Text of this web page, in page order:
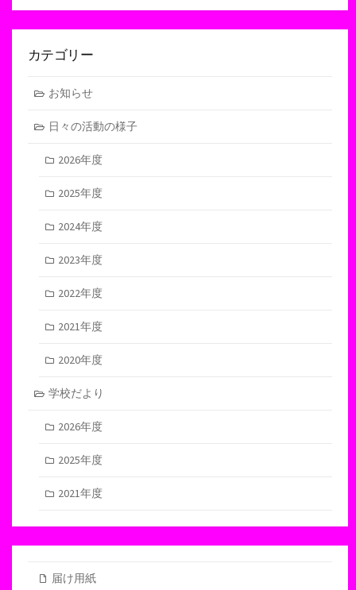
カテゴリー
お知らせ
日々の活動の様子
2026年度
2025年度
2024年度
2023年度
2022年度
2021年度
2020年度
学校だより
2026年度
2025年度
2021年度
届け用紙